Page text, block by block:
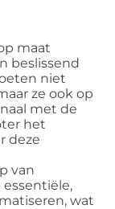
maat
beslissend
niet
ze ook op
met de
het
deze
van
wat